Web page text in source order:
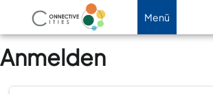
Menü
Navigation
Benutzermenü
Anmelden